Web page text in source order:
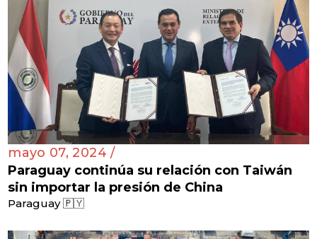
mayo 07, 2024 /
Paraguay continúa su relación con Taiwán
sin importar la presión de China
Paraguay 🇵🇾